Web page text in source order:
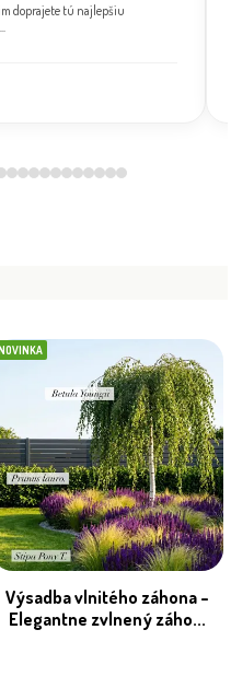
doprajete tú najlepšiu
Výsadba vlnitého záhona –
Elegantne zvlnený záho...